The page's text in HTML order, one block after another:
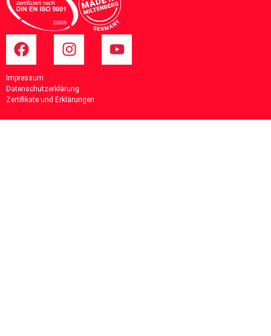
Impressum
Datenschutzerklärung
Zertifikate und Erklärungen